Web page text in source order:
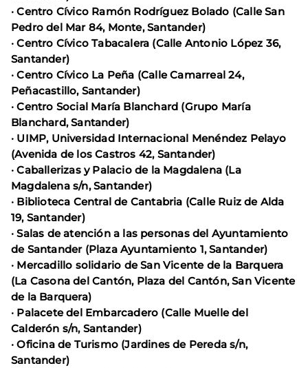
· Centro Cívico Ramón Rodríguez Bolado (Calle San
Pedro del Mar 84, Monte, Santander)
· Centro Cívico Tabacalera (Calle Antonio López 36,
Santander)
· Centro Cívico La Peña (Calle Camarreal 24,
Peñacastillo, Santander)
· Centro Social María Blanchard (Grupo María
Blanchard, Santander)
· UIMP, Universidad Internacional Menéndez Pelayo
(Avenida de los Castros 42, Santander)
· Caballerizas y Palacio de la Magdalena (La
Magdalena s/n, Santander)
· Biblioteca Central de Cantabria (Calle Ruiz de Alda
19, Santander)
· Salas de atención a las personas del Ayuntamiento
de Santander (Plaza Ayuntamiento 1, Santander)
· Mercadillo solidario de San Vicente de la Barquera
(La Casona del Cantón, Plaza del Cantón, San Vicente
de la Barquera)
· Palacete del Embarcadero (Calle Muelle del
Calderón s/n, Santander)
· Oficina de Turismo (Jardines de Pereda s/n,
Santander)